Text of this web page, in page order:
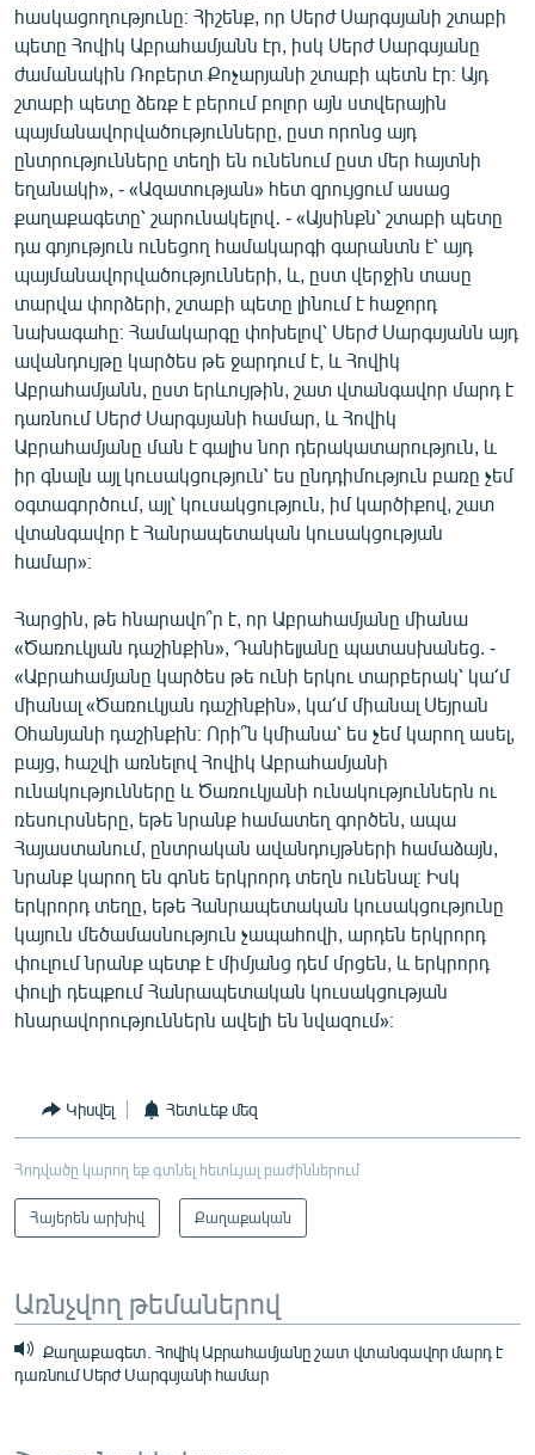
Русский
ՀԵՏԵՎԵՔ ՄԵԶ
«Ազատության» բոլոր կայքերը
հասկացողությունը։ Հիշենք, որ Սերժ Սարգսյանի շտաբի
պետը Հովիկ Աբրահամյանն էր, իսկ Սերժ Սարգսյանը
ժամանակին Ռոբերտ Քոչարյանի շտաբի պետն էր։ Այդ
շտաբի պետը ձեռք է բերում բոլոր այն ստվերային
պայմանավորվածությունները, ըստ որոնց այդ
ընտրությունները տեղի են ունենում ըստ մեր հայտնի
եղանակի», - «Ազատության» հետ զրույցում ասաց
քաղաքագետը՝ շարունակելով․ - «Այսինքն՝ շտաբի պետը
դա գոյություն ունեցող համակարգի գարանտն է՝ այդ
պայմանավորվածությունների, և, ըստ վերջին տասը
տարվա փորձերի, շտաբի պետը լինում է հաջորդ
նախագահը։ Համակարգը փոխելով՝ Սերժ Սարգսյանն այդ
ավանդույթը կարծես թե ջարդում է, և Հովիկ
Աբրահամյանն, ըստ երևույթին, շատ վտանգավոր մարդ է
դառնում Սերժ Սարգսյանի համար, և Հովիկ
Աբրահամյանը ման է գալիս նոր դերակատարություն, և
իր գնալն այլ կուսակցություն՝ ես ընդդիմություն բառը չեմ
օգտագործում, այլ՝ կուսակցություն, իմ կարծիքով, շատ
վտանգավոր է Հանրապետական կուսակցության
համար»։
Հարցին, թե հնարավո՞ր է, որ Աբրահամյանը միանա
«Ծառուկյան դաշինքին», Դանիելյանը պատասխանեց. -
«Աբրահամյանը կարծես թե ունի երկու տարբերակ՝ կա՛մ
միանալ «Ծառուկյան դաշինքին», կա՛մ միանալ Սեյրան
Օհանյանի դաշինքին։ Որի՞ն կմիանա՝ ես չեմ կարող ասել,
բայց, հաշվի առնելով Հովիկ Աբրահամյանի
ունակությունները և Ծառուկյանի ունակություններն ու
ռեսուրսները, եթե նրանք համատեղ գործեն, ապա
Հայաստանում, ընտրական ավանդույթների համաձայն,
նրանք կարող են գոնե երկրորդ տեղն ունենալ։ Իսկ
երկրորդ տեղը, եթե Հանրապետական կուսակցությունը
կայուն մեծամասնություն չապահովի, արդեն երկրորդ
փուլում նրանք պետք է միմյանց դեմ մրցեն, և երկրորդ
փուլի դեպքում Հանրապետական կուսակցության
հնարավորություններն ավելի են նվազում»։
Կիսվել Հետևեք մեզ
Հոդվածը կարող եք գտնել հետևյալ բաժիններում
Հայերեն արխիվ Քաղաքական
Առնչվող թեմաներով
Քաղաքագետ. Հովիկ Աբրահամյանը շատ վտանգավոր մարդ է
դառնում Սերժ Սարգսյանի համար